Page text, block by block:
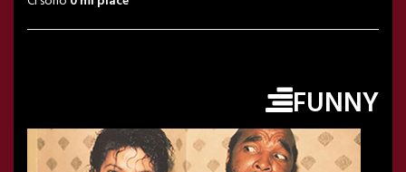
FUNNY